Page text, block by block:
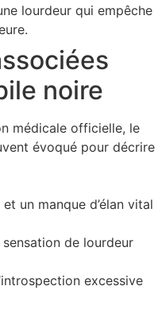
lourdeur qui empêche
noire
médicale officielle, le
évoqué pour décrire
un manque d’élan vital
de lourdeur
excessive